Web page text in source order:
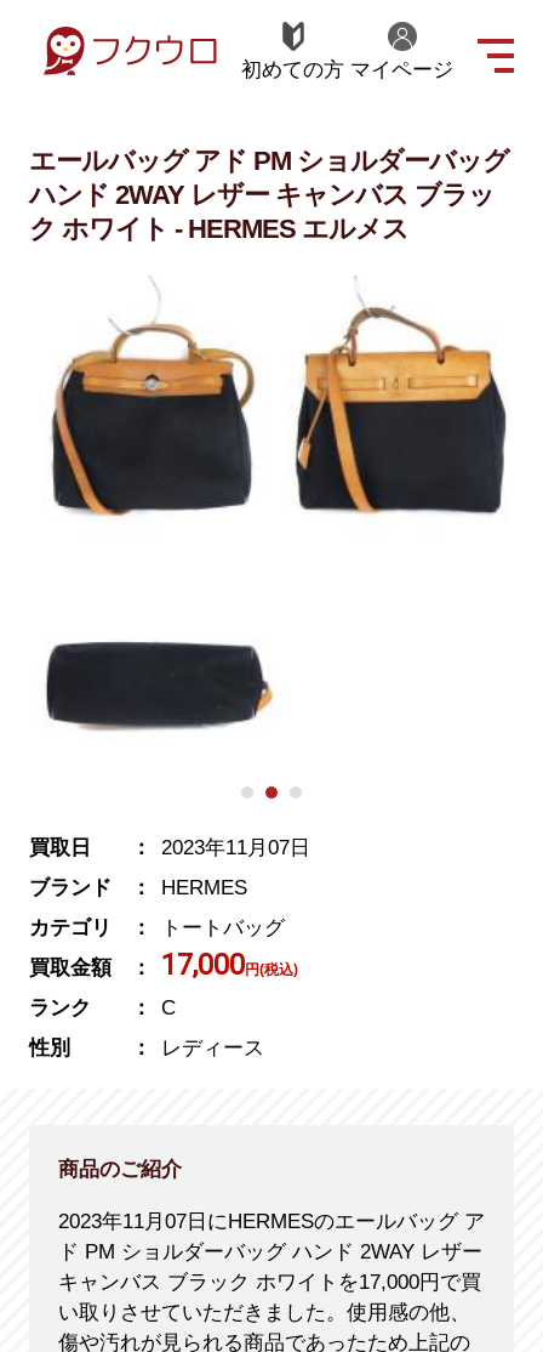
初めての方 マイページ
エールバッグ アド PM ショルダーバッグ
ハンド 2WAY レザー キャンバス ブラッ
ク ホワイト - HERMES エルメス
買取日
2023年11月07日
ブランド
HERMES
カテゴリ
トートバッグ
買取金額
17,000円(税込)
ランク
C
性別
レディース
商品のご紹介
2023年11月07日にHERMESのエールバッグ ア
ド PM ショルダーバッグ ハンド 2WAY レザー
キャンバス ブラック ホワイトを17,000円で買
い取りさせていただきました。使用感の他、
傷や汚れが見られる商品であったため上記の